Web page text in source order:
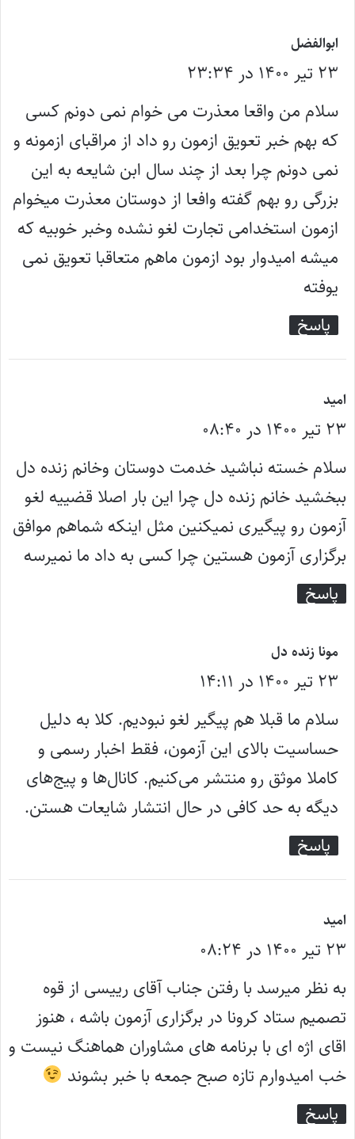
ابوالفضل
ف
ت
:
۲۳ تیر ۱۴۰۰ در ۲۳:۳۴
سلام من واقعا معذرت می خوام نمی دونم کسی
که بهم خبر تعویق ازمون رو داد از مراقبای ازمونه و
نمی دونم چرا بعد از چند سال ابن شایعه به این
بزرگی رو بهم گفته وافعا از دوستان معذرت میخوام
ازمون استخدامی تجارت لغو نشده وخبر خوبیه که
میشه امیدوار بود ازمون ماهم متعاقبا تعویق نمی
یوفته
پاسخ
امید
ف
ت
:
۲۳ تیر ۱۴۰۰ در ۰۸:۴۰
سلام خسته نباشید خدمت دوستان وخانم زنده دل
ببخشید خانم زنده دل چرا این بار اصلا قضییه لغو
آزمون رو پیگیری نمیکنین مثل اینکه شماهم موافق
برگزاری آزمون هستین چرا کسی به داد ما نمیرسه
پاسخ
مونا زنده دل
ف
ت
:
۲۳ تیر ۱۴۰۰ در ۱۴:۱۱
سلام ما قبلا هم پیگیر لغو نبودیم. کلا به دلیل
حساسیت بالای این آزمون، فقط اخبار رسمی و
کاملا موثق رو منتشر می‌کنیم. کانال‌ها و پیج‌های
دیگه به حد کافی در حال انتشار شایعات هستن.
پاسخ
امید
ف
ت
:
۲۳ تیر ۱۴۰۰ در ۰۸:۲۴
به نظر میرسد با رفتن جناب آقای رییسی از قوه
تصمیم ستاد کرونا در برگزاری آزمون باشه ، هنوز
اقای اژه ای با برنامه های مشاوران هماهنگ نیست و
خب امیدوارم تازه صبح جمعه با خبر بشوند
پاسخ